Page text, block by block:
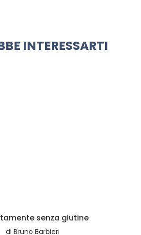
INTERESSARTI
senza glutine
di Bruno Barbieri